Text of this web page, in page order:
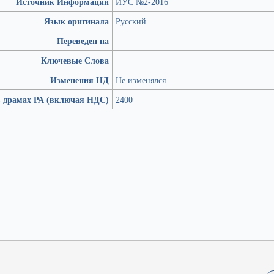
Язык оригинала Русский
Переведен на
Ключевые Слова
Изменения НД Не изменялся
драмах РА (включая НДС)
2400